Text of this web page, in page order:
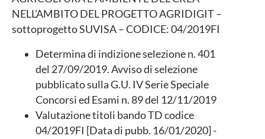
NELL’AMBITO DEL PROGETTO AGRIDIGIT –
sottoprogetto SUVISA – CODICE: 04/2019FI
Determina di indizione selezione n. 401
del 27/09/2019. Avviso di selezione
pubblicato sulla G.U. IV Serie Speciale
Concorsi ed Esami n. 89 del 12/11/2019
Valutazione titoli bando TD codice
04/2019FI [Data di pubb. 16/01/2020] -